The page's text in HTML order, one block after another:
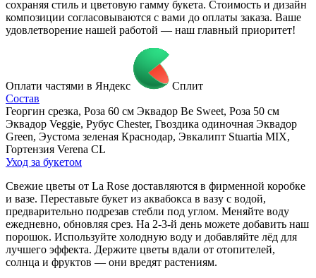
сохраняя стиль и цветовую гамму букета. Стоимость и дизайн
композиции согласовываются с вами до оплаты заказа. Ваше
удовлетворение нашей работой — наш главный приоритет!
Оплати частями в Яндекс
Сплит
Состав
Георгин срезка, Роза 60 см Эквадор Be Sweet, Роза 50 см
Эквадор Veggie, Рубус Chester, Гвоздика одиночная Эквадор
Green, Эустома зеленая Краснодар, Эвкалипт Stuartia MIX,
Гортензия Verena CL
Уход за букетом
Свежие цветы от La Rose доставляются в фирменной коробке
и вазе. Переставьте букет из аквабокса в вазу с водой,
предварительно подрезав стебли под углом. Меняйте воду
ежедневно, обновляя срез. На 2-3-й день можете добавить наш
порошок. Используйте холодную воду и добавляйте лёд для
лучшего эффекта. Держите цветы вдали от отопителей,
солнца и фруктов — они вредят растениям.